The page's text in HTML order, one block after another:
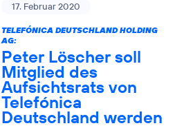
17. Februar 2020
TELEFÓNICA DEUTSCHLAND HOLDING
AG:
Peter Löscher soll
Mitglied des
Aufsichtsrats von
Telefónica
Deutschland werden